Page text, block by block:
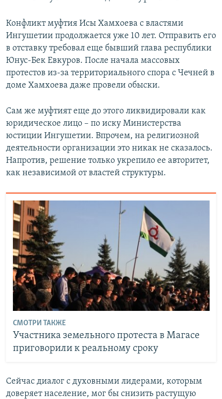
Конфликт муфтия Исы Хамхоева с властями
Ингушетии продолжается уже 10 лет. Отправить его
в отставку требовал еще бывший глава республики
Юнус-Бек Евкуров. После начала массовых
протестов из-за территориального спора с Чечней в
доме Хамхоева даже провели обыски.
Сам же муфтият еще до этого ликвидировали как
юридическое лицо – по иску Министерства
юстиции Ингушетии. Впрочем, на религиозной
деятельности организации это никак не сказалось.
Напротив, решение только укрепило ее авторитет,
как независимой от властей структуры.
СМОТРИ ТАКЖЕ
Участника земельного протеста в Магасе
приговорили к реальному сроку
Сейчас диалог с духовными лидерами, которым
доверяет население, мог бы снизить растущую